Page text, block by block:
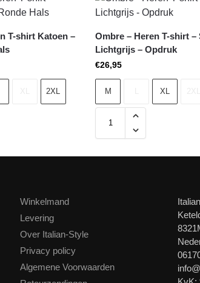
T-shirt Katoen –
2XL
Ombre – Heren T-shirt –
Lichtgrijs – Opdruk
€26,95
M XL
Winkelmand
Levering
Over Italian-Style
Privacy policy
Algemene Voorwaarden